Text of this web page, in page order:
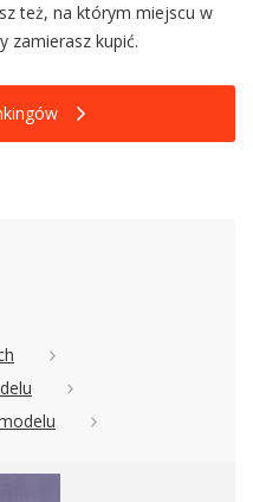
też, na którym miejscu w
zamierasz kupić.